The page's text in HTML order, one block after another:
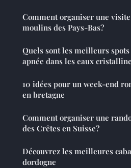
Comment organiser une
moulins des Pays-Bas?
Quels sont les meilleurs
apnée dans les eaux
10 idées pour un week-end
en bretagne
Comment organiser une
des Crêtes en Suisse?
Découvrez les meilleures
dordogne